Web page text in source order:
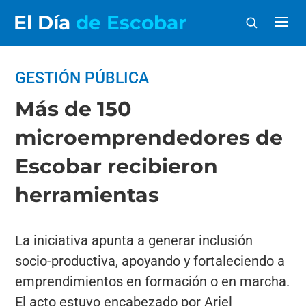
El Día de Escobar
GESTIÓN PÚBLICA
Más de 150
microemprendedores de
Escobar recibieron
herramientas
La iniciativa apunta a generar inclusión
socio-productiva, apoyando y fortaleciendo a
emprendimientos en formación o en marcha.
El acto estuvo encabezado por Ariel